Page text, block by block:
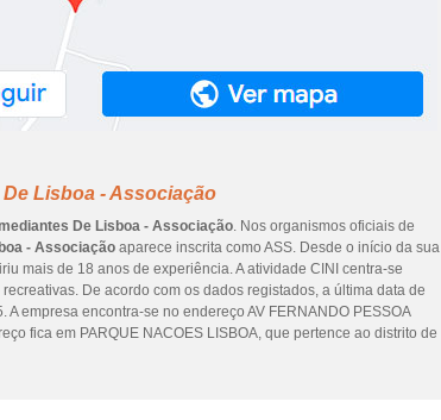
Lisboa - Associação
De Lisboa - Associação. Nos organismos oficiais de
- Associação aparece inscrita como ASS. Desde o início da sua
mais de 18 anos de experiência. A atividade CINI centra-se
De acordo com os dados registados, a última data de
empresa encontra-se no endereço AV FERNANDO PESSOA
fica em PARQUE NACOES LISBOA, que pertence ao distrito de